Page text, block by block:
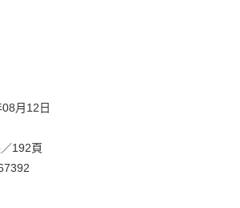
含以上)免運費
含以上)免運費
含以上)免運費
月12日
192頁